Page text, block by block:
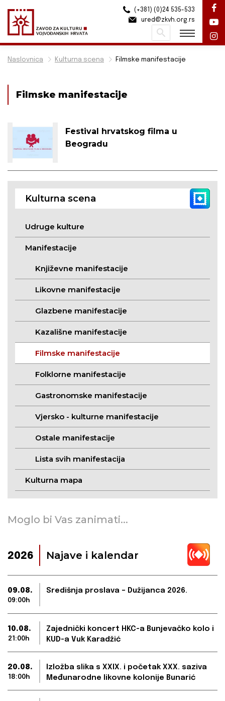
Naslovnica Kulturna scena Filmske manifestacije
Filmske manifestacije
Festival hrvatskog filma u
Beogradu
Kulturna scena
Udruge kulture
Manifestacije
Književne manifestacije
Likovne manifestacije
Glazbene manifestacije
Kazališne manifestacije
Filmske manifestacije
Folklorne manifestacije
Gastronomske manifestacije
Vjersko - kulturne manifestacije
Ostale manifestacije
Lista svih manifestacija
Kulturna mapa
Moglo bi Vas zanimati...
2026 Najave i kalendar
09.08.
09:00h
Središnja proslava – Dužijanca 2026.
10.08.
21:00h
Zajednički koncert HKC-a Bunjevačko kolo i
KUD-a Vuk Karadžić
20.08.
18:00h
Izložba slika s XXIX. i početak XXX. saziva
Međunarodne likovne kolonije Bunarić
(+381) (0)24 535-533
ured@zkvh.org.rs
Pretraži